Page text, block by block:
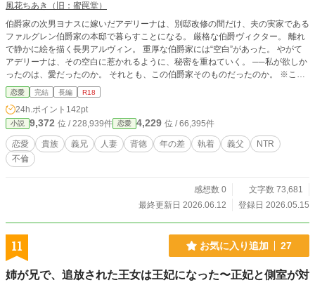
風花ちあき（旧：蜜罠堂）
伯爵家の次男ヨナスに嫁いだアデリーナは、別邸改修の間だけ、夫の実家である
ファルグレン伯爵家の本邸で暮らすことになる。 厳格な伯爵ヴィクター。 離れ
で静かに絵を描く長男アルヴィン。 重厚な伯爵家には“空白”があった。 やがて
アデリーナは、その空白に惹かれるように、秘密を重ねていく。 ──私が欲しか
ったのは、愛だったのか。 それとも、この伯爵家そのものだったのか。 ※この
作品は18～19世紀のイギリス貴族を参考にしております。 ただし架空世界の
ため、史実とは異なる部分があります。
恋愛 完結 長編 R18
24h.ポイント 142pt
小説 9,372 位 / 228,939件 恋愛 4,229 位 / 66,395件
恋愛 貴族 義兄 人妻 背徳 年の差 執着 義父
NTR
不倫
感想数 0
文字数 73,681
最終更新日 2026.06.12
登録日 2026.05.15
11 お気に入り追加 27
姉が兄で、追放された王女は王妃になった〜正妃と側室が対